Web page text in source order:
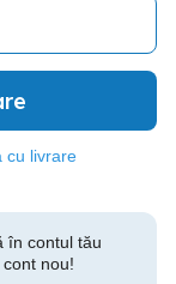
cu livrare
în contul tău
nou!